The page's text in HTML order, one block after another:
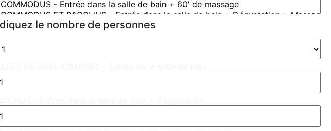
le nombre de personnes